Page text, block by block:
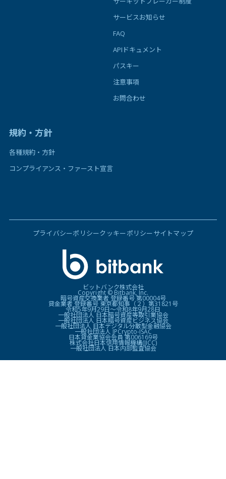
サービスお知らせ
FAQ
APIドキュメント
パスキー
注意事項
お問合わせ
規約・方針
各種規約・方針
コンプライアンス・ファースト宣言
プライバシーポリシークッキーポリシーサイトマップ
ビットバンク株式会社
Copyright © Bitbank, Inc.
暗号資産交換業者 登録番号 第00004号
貸金業者 登録番号 東京都知事（２）第31821号
令和5年9月29日〜令和8年9月28日
一般社団法人 日本暗号資産等取引業協会
一般社団法人 日本暗号資産ビジネス協会
一般社団法人 日本デジタル分散型金融協会
一般社団法人 JPCrypto-ISAC
日本貸金業協会会員 第006169号
株式会社日本信用情報機構(JICC)
一般社団法人 日本内部監査協会